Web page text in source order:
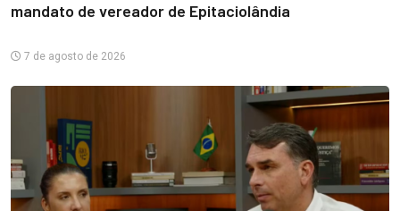
mandato de vereador de Epitaciolândia
7 de agosto de 2026